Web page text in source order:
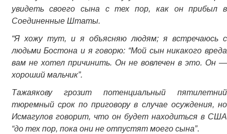
увидеть своего сына с тех пор, как он прибыл в
Соединенные Штаты.
“Я хожу тут, и я объясняю людям; я встречаюсь с
людьми Бостона и я говорю: “Мой сын никакого вреда
вам не хотел причинить. Он не вовлечен в это. Он —
хороший мальчик”.
Тажаякову грозит потенциальный пятилетний
тюремный срок по приговору в случае осуждения, но
Исмагулов говорит, что он будет находиться в США
“до тех пор, пока они не отпустят моего сына”.